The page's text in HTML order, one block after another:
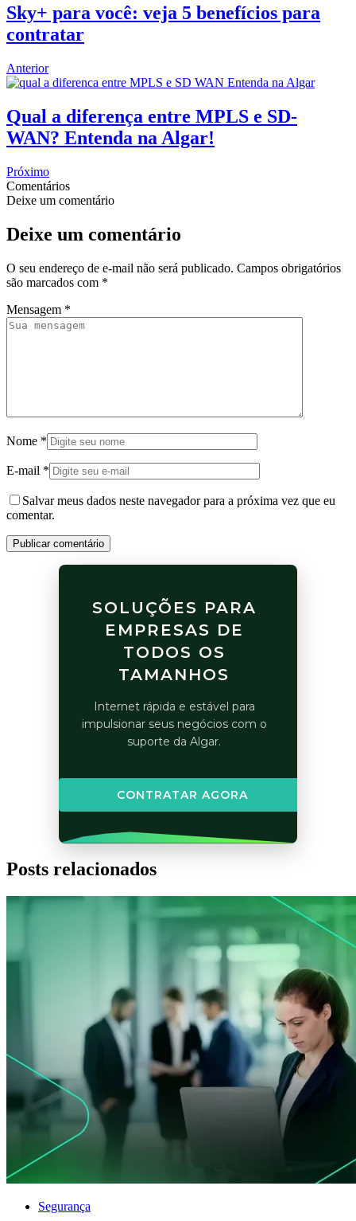
Sky+ para você: veja 5 benefícios para
contratar
Anterior
Qual a diferença entre MPLS e SD-
WAN? Entenda na Algar!
Próximo
Comentários
Deixe um comentário
Deixe um comentário
O seu endereço de e-mail não será publicado. Campos obrigatórios
são marcados com *
Mensagem *
Nome *
E-mail *
Salvar meus dados neste navegador para a próxima vez que eu
comentar.
Publicar comentário
SOLUÇÕES PARA
EMPRESAS DE
TODOS OS
TAMANHOS
Internet rápida e estável para
impulsionar seus negócios com o
suporte da Algar.
CONTRATAR AGORA
Posts relacionados
Segurança